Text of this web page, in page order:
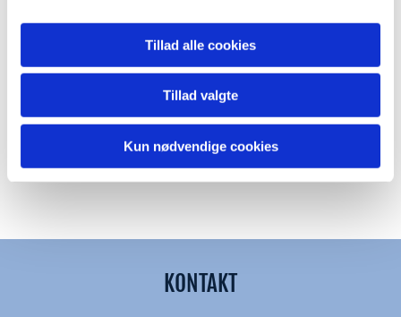
Tillad alle cookies
Tillad valgte
Kun nødvendige cookies
KONTAKT